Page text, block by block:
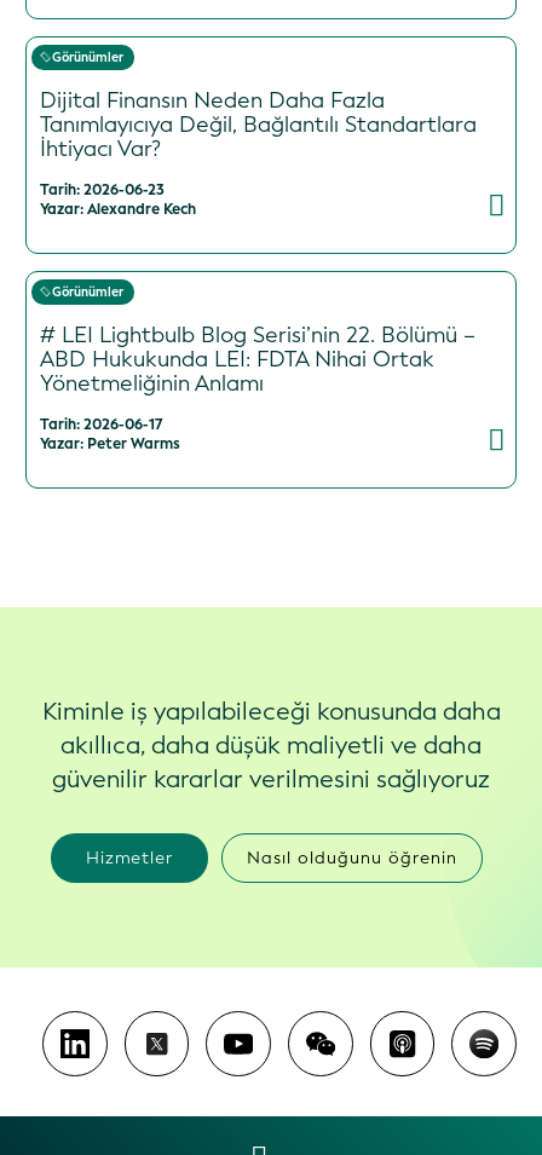
Görünümler
Dijital Finansın Neden Daha Fazla
Tanımlayıcıya Değil, Bağlantılı Standartlara
İhtiyacı Var?
Tarih: 2026-06-23
Yazar: Alexandre Kech
Görünümler
# LEI Lightbulb Blog Serisi’nin 22. Bölümü –
ABD Hukukunda LEI: FDTA Nihai Ortak
Yönetmeliğinin Anlamı
Tarih: 2026-06-17
Yazar: Peter Warms
Kiminle iş yapılabileceği konusunda daha
akıllıca, daha düşük maliyetli ve daha
güvenilir kararlar verilmesini sağlıyoruz
Hizmetler Nasıl olduğunu öğrenin